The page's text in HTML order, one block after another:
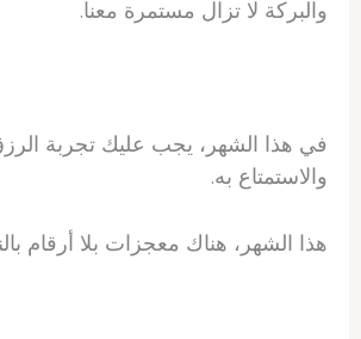
والبركة لا تزال مستمرة معنا.
في هذا الشهر، يجب عليك تجربة
والاستمتاع به.
هذا الشهر، هناك معجزات بلا أرقام